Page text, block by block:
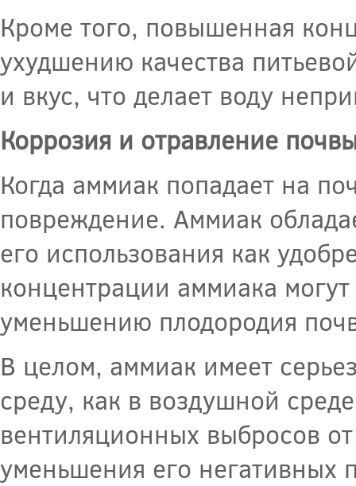
Кроме того, повышенная
ухудшению качества
и вкус, что делает воду
Коррозия и отравление
Когда аммиак попадает на
повреждение. Аммиак
его использования как
концентрации аммиака
уменьшению плодородия
В целом, аммиак имеет
среду, как в воздушной
вентиляционных выбросов
уменьшения его негативных